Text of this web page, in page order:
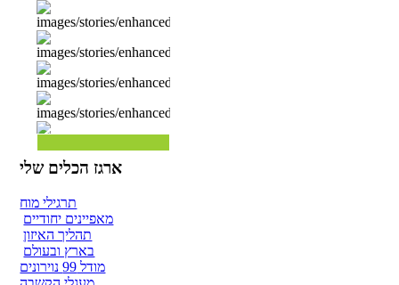
ארגז הכלים שלי
תרגילי מוח
מאפיינים יחודיים
תהליך האיזון
בארץ ובעולם
מודל 99 נוירונים